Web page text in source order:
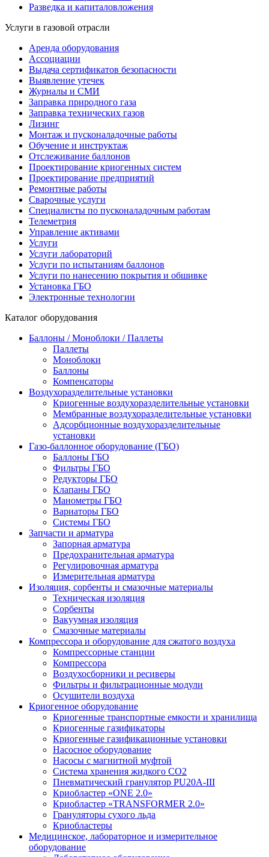
Разведка и капиталовложения
Услуги в газовой отрасли
Аренда оборудования
Ассоциации
Выдача сертификатов безопасности
Выявление утечек
Журналы и СМИ
Заправка природного газа
Заправка технических газов
Лизинг
Монтаж и пусконаладочные работы
Обучение и инструктаж
Отслеживание баллонов
Проектирование криогенных систем
Проектирование предприятий
Ремонтные работы
Сварочные услуги
Специалисты по пусконаладочным работам
Телеметрия
Управление активами
Услуги
Услуги лабораторий
Услуги по испытаниям баллонов
Услуги по нанесению покрытия и обшивке
Установка ГБО
Электронные технологии
Каталог оборудования
Баллоны / Моноблоки / Паллеты
Паллеты
Моноблоки
Баллоны
Компенсаторы
Воздухоразделительные установки
Криогенные воздухоразделительные установки
Мембранные воздухоразделительные установки
Адсорбционные воздухоразделительные
установки
Газо-баллонное оборудование (ГБО)
Баллоны ГБО
Фильтры ГБО
Редукторы ГБО
Клапаны ГБО
Манометры ГБО
Вариаторы ГБО
Системы ГБО
Запчасти и арматура
Запорная арматура
Предохранительная арматура
Регулировочная арматура
Измерительная арматура
Изоляция, сорбенты и смазочные материалы
Техническая изоляция
Сорбенты
Вакуумная изоляция
Смазочные материалы
Компрессора и оборудование для сжатого воздуха
Компрессорные станции
Компрессора
Воздухосборники и ресиверы
Фильтры и фильтрационные модули
Осушители воздуха
Криогенное оборудование
Криогенные транспортные емкости и хранилища
Криогенные газификаторы
Криогенные газификационные установки
Насосное оборудование
Насосы с магнитной муфтой
Система хранения жидкого CO2
Пневматический гранулятор PU20A-III
Криобластер «ONE 2.0»
Криобластер «TRANSFORMER 2.0»
Грануляторы сухого льда
Криобластеры
Медицинское, лабораторное и измерительное
оборудование